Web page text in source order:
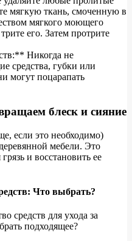
мягкую ткань, смоченную в
мягкого моющего
его. Затем протрите
Никогда не
средства, губки или
могут поцарапать
блеск и сияние
если это необходимо)
мебели. Это
и восстановить ее
Что выбрать?
средств для ухода за
подходящее?